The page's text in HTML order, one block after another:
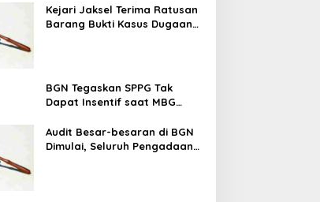
Pokok
Kejari Jaksel Terima Ratusan
Barang Bukti Kasus Dugaan
BGN Tegaskan SPPG Tak
Dapat Insentif saat MBG
Audit Besar-besaran di BGN
Dimulai, Seluruh Pengadaan